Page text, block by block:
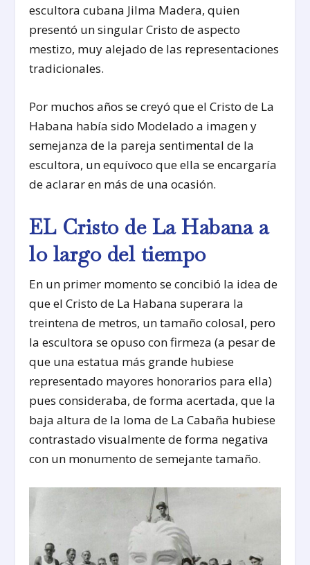
escultora cubana Jilma Madera, quien
presentó un singular Cristo de aspecto
mestizo, muy alejado de las representaciones
tradicionales.
Por muchos años se creyó que el Cristo de La
Habana había sido Modelado a imagen y
semejanza de la pareja sentimental de la
escultora, un equívoco que ella se encargaría
de aclarar en más de una ocasión.
EL Cristo de La Habana a
lo largo del tiempo
En un primer momento se concibió la idea de
que el Cristo de La Habana superara la
treintena de metros, un tamaño colosal, pero
la escultora se opuso con firmeza (a pesar de
que una estatua más grande hubiese
representado mayores honorarios para ella)
pues consideraba, de forma acertada, que la
baja altura de la loma de La Cabaña hubiese
contrastado visualmente de forma negativa
con un monumento de semejante tamaño.